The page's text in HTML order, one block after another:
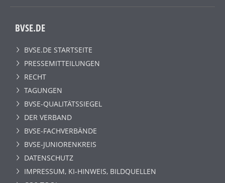
BVSE.DE
BVSE.DE STARTSEITE
PRESSEMITTEILUNGEN
RECHT
TAGUNGEN
BVSE-QUALITÄTSSIEGEL
DER VERBAND
BVSE-FACHVERBÄNDE
BVSE-JUNIORENKREIS
DATENSCHUTZ
IMPRESSUM, KI-HINWEIS, BILDQUELLEN